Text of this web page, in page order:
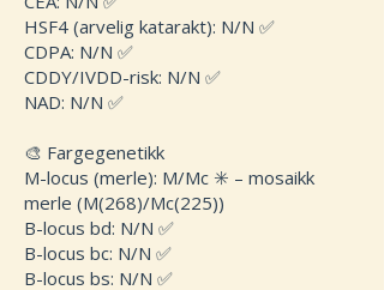
HSF4 (arvelig katarakt): N/N ✅
CDPA: N/N ✅
CDDY/IVDD-risk: N/N ✅
NAD: N/N ✅
🎨 Fargegenetikk
M-locus (merle): M/Mc ✳️ – mosaikk
merle (M(268)/Mc(225))
B-locus bd: N/N ✅
B-locus bc: N/N ✅
B-locus bs: N/N ✅